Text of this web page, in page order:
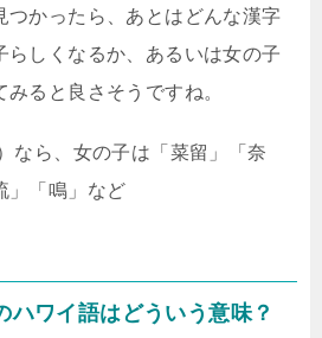
つかったら、あとはどんな漢字
らしくなるか、あるいは女の子
ると良さそうですね。
なら、女の子は「菜留」「奈
」「鳴」など
ハワイ語はどういう意味？